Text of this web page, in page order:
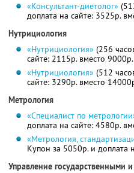
«Консультант-диетолог»
доплата на сайте: 3525р.
Нутрициология
«Нутрициология» (256
сайте: 2115р. вместо 9000р.
«Нутрициология» (512
сайте: 3290р. вместо
Метрология
«Специалист по
доплата на сайте: 4580р.
«Метрология,
Купон за 5050р. и доплата
Управление государственными